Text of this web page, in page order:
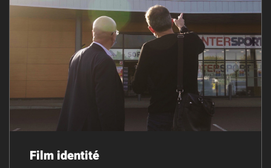
Film identité